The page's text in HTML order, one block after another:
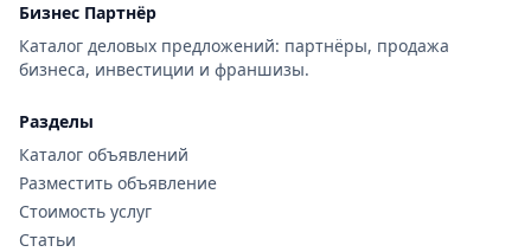
Бизнес Партнёр
Каталог деловых предложений: партнёры, продажа
бизнеса, инвестиции и франшизы.
Разделы
Каталог объявлений
Разместить объявление
Стоимость услуг
Статьи